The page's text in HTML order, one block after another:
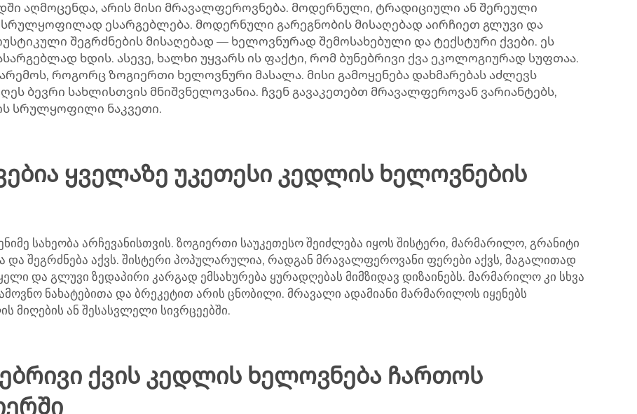
აღმოცენდა, არის მისი მრავალფეროვნება. მოდერნული, ტრადიციული ან შერეული
სრულყოფილად ესარგებლება. მოდერნული გარეგნობის მისაღებად აირჩიეთ გლუვი და
შეგრძნების მისაღებად — ხელოვნურად შემოსახებული და ტექსტური ქვები. ეს
ხდის. ასევე, ხალხი უყვარს ის ფაქტი, რომ ბუნებრივი ქვა ეკოლოგიურად სუფთაა.
როგორც ზოგიერთი ხელოვნური მასალა. მისი გამოყენება დახმარებას აძლევს
ბევრი სახლისთვის მნიშვნელოვანია. ჩვენ გავაკეთებთ მრავალფეროვან ვარიანტებს,
სრულყოფილი ნაკვეთი.
ყველაზე უკეთესი კედლის ხელოვნების
სახეობა არჩევანისთვის. ზოგიერთი საუკეთესო შეიძლება იყოს შისტერი, მარმარილო, გრანიტი
და შეგრძნება აქვს. შისტერი პოპულარულია, რადგან მრავალფეროვანი ფერები აქვს, მაგალითად
და გლუვი ზედაპირი კარგად ემსახურება ყურადღებას მიმზიდავ დიზაინებს. მარმარილო კი სხვა
ნახატებითა და ბრეკეტით არის ცნობილი. მრავალი ადამიანი მარმარილოს იყენებს
მიღების ან შესასვლელი სივრცეებში.
ქვის კედლის ხელოვნება ჩართოს